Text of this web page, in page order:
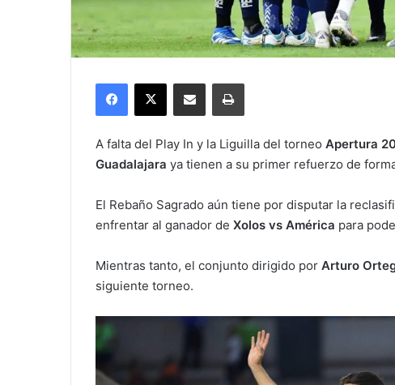
Facebook
X Compartir por correo electrónicoImprimir
A falta del Play In y la Liguilla del torneo Apertura
Guadalajara ya tienen a su primer refuerzo de
El Rebaño Sagrado aún tiene por disputar la
enfrentar al ganador de Xolos vs América para
Mientras tanto, el conjunto dirigido por Arturo
siguiente torneo.